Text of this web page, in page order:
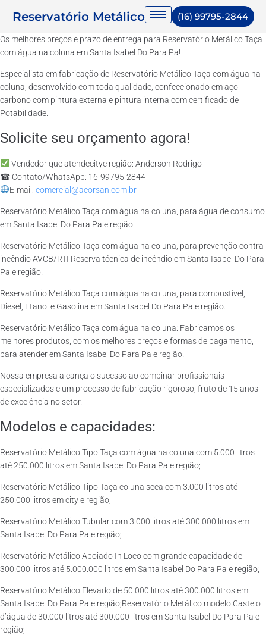
Reservatório Metálico (16) 99795-2844
Os melhores preços e prazo de entrega para Reservatório Metálico Taça
com água na coluna em Santa Isabel Do Para Pa!
Especialista em fabricação de Reservatório Metálico Taça com água na
coluna, desenvolvido com toda qualidade, confeccionado em aço
carbono com pintura externa e pintura interna com certificado de
Potabilidade.
Solicite seu orçamento agora!
Vendedor que atendecitye região: Anderson Rodrigo
☎ Contato/WhatsApp: 16-99795-2844
E-mail: comercial@acorsan.com.br
Reservatório Metálico Taça com água na coluna, para água de consumo
em Santa Isabel Do Para Pa e região.
Reservatório Metálico Taça com água na coluna, para prevenção contra
incêndio AVCB/RTI Reserva técnica de incêndio em Santa Isabel Do Para
Pa e região.
Reservatório Metálico Taça com água na coluna, para combustível,
Diesel, Etanol e Gasolina em Santa Isabel Do Para Pa e região.
Reservatório Metálico Taça com água na coluna: Fabricamos os
melhores produtos, com os melhores preços e formas de pagamento,
para atender em Santa Isabel Do Para Pa e região!
Nossa empresa alcança o sucesso ao combinar profissionais
especializados e um processo de fabricação rigoroso, fruto de 15 anos
de excelência no setor.
Modelos e capacidades:
Reservatório Metálico Tipo Taça com água na coluna com 5.000 litros
até 250.000 litros em Santa Isabel Do Para Pa e região;
Reservatório Metálico Tipo Taça coluna seca com 3.000 litros até
250.000 litros em city e região;
Reservatório Metálico Tubular com 3.000 litros até 300.000 litros em
Santa Isabel Do Para Pa e região;
Reservatório Metálico Apoiado In Loco com grande capacidade de
300.000 litros até 5.000.000 litros em Santa Isabel Do Para Pa e região;
Reservatório Metálico Elevado de 50.000 litros até 300.000 litros em
Santa Isabel Do Para Pa e região;Reservatório Metálico modelo Castelo
d’água de 30.000 litros até 300.000 litros em Santa Isabel Do Para Pa e
região;